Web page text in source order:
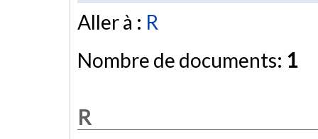
Aller à : R
Nombre de documents: 1
R